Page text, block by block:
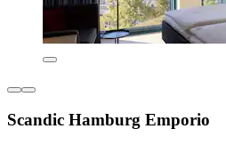
Scandic Hamburg Emporio